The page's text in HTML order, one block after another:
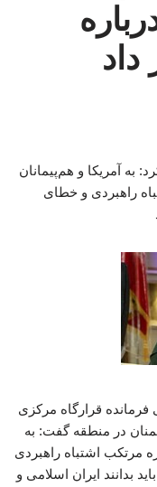
به آمریکا و هم‌پیمانان
راهبردی و خطای
قرارگاه مرکزی
در منطقه گفت: به
مرتکب اشتباه راهبردی
بدانند ایران اسلامی و